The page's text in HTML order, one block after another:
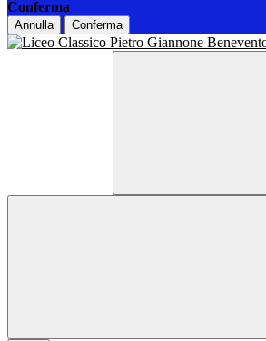
Conferma
Annulla Conferma